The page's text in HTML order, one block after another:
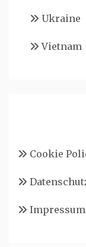
Ukraine
Vietnam
Cookie